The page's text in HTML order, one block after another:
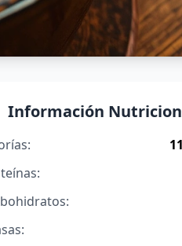
Información